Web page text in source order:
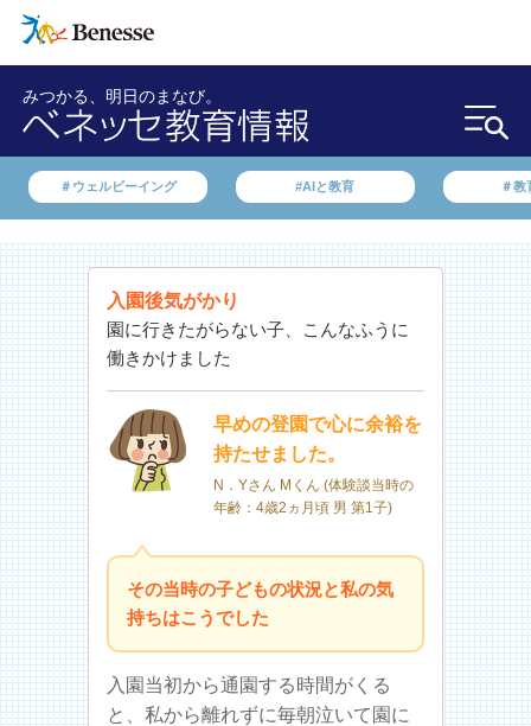
みつかる、明日のまなび。
＃ウェルビーイング #AIと教育 ＃教
入園後気がかり
園に行きたがらない子、こんなふうに
働きかけました
早めの登園で心に余裕を
持たせました。
N．Yさん Mくん (体験談当時の
年齢：4歳2ヵ月頃 男 第1子)
その当時の子どもの状況と私の気
持ちはこうでした
入園当初から通園する時間がくる
と、私から離れずに毎朝泣いて園に